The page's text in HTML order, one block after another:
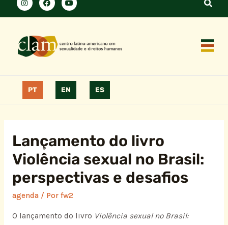
PT EN ES
Lançamento do livro
Violência sexual no Brasil:
perspectivas e desafios
agenda/ Por fw2
O lançamento do livro Violência sexual no Brasil: